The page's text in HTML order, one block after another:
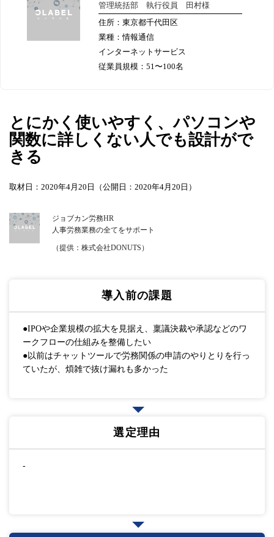
管理統括部 執行役員 田村様
住所：東京都千代田区
業種：情報通信
インターネットサービス
従業員規模：51〜100名
とにかく使いやすく、パソコンや
関数に詳しくない人でも設計がで
きる
取材日：2020年4月20日（公開日：2020年4月20日）
ジョブカン労務HR
人事労務業務の全てをサポート
（提供：株式会社DONUTS）
導入前の課題
●IPOや企業規模の拡大を見据え、稟議決裁や承認などのワ
ークフローの仕組みを整備したい
●以前はチャットツールで労務関係の申請のやりとりを行っ
ていたが、煩雑で抜け漏れも多かった
選定理由
-